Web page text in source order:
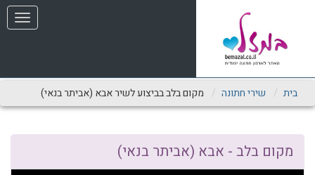
מַעֲרֶכֶת
בִּקְלִיק
לִנְגִישׁוּת
הָאֲתָר.
תפריט
בית שירי חתונה מקום בלב בביצוע לשיר אבא (אביתר בנאי)
מקום בלב - אבא (אביתר בנאי)